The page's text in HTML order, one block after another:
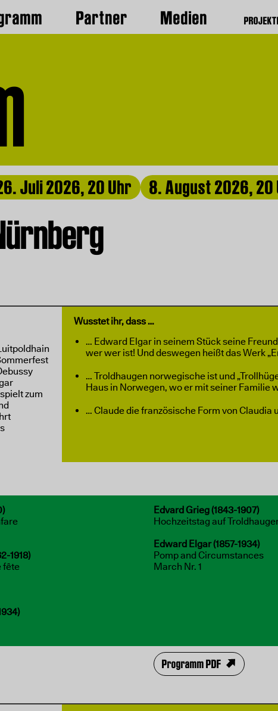
Partner Medien
Juli 2026, 20 Uhr 8. August 2026, 20
zum
Wusstet ihr, dass …
… Edward Elgar in seinem Stück seine
wer wer ist! Und deswegen heißt das Werk
… Troldhaugen norwegische ist und
Haus in Norwegen, wo er mit seiner Familie
… Claude die französische Form von Claudia
1918)
fête
Edvard Grieg (1843-1907)
Hochzeitstag auf
Edward Elgar (1857-1934)
Pomp and Circumstances
March Nr. 1
Programm PDF